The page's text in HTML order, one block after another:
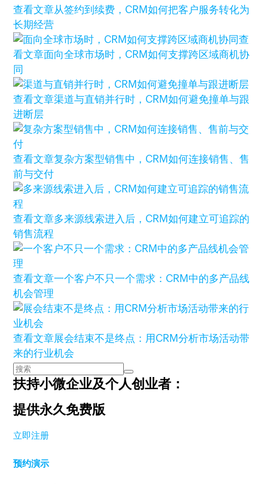
查看文章从签约到续费，CRM如何把客户服务转化为
长期经营
查
看文章面向全球市场时，CRM如何支撑跨区域商机协
同
查看文章渠道与直销并行时，CRM如何避免撞单与跟
进断层
查看文章复杂方案型销售中，CRM如何连接销售、售
前与交付
查看文章多来源线索进入后，CRM如何建立可追踪的
销售流程
查看文章一个客户不只一个需求：CRM中的多产品线
机会管理
查看文章展会结束不是终点：用CRM分析市场活动带
来的行业机会
扶持小微企业及个人创业者：
提供永久免费版
立即注册
预约演示